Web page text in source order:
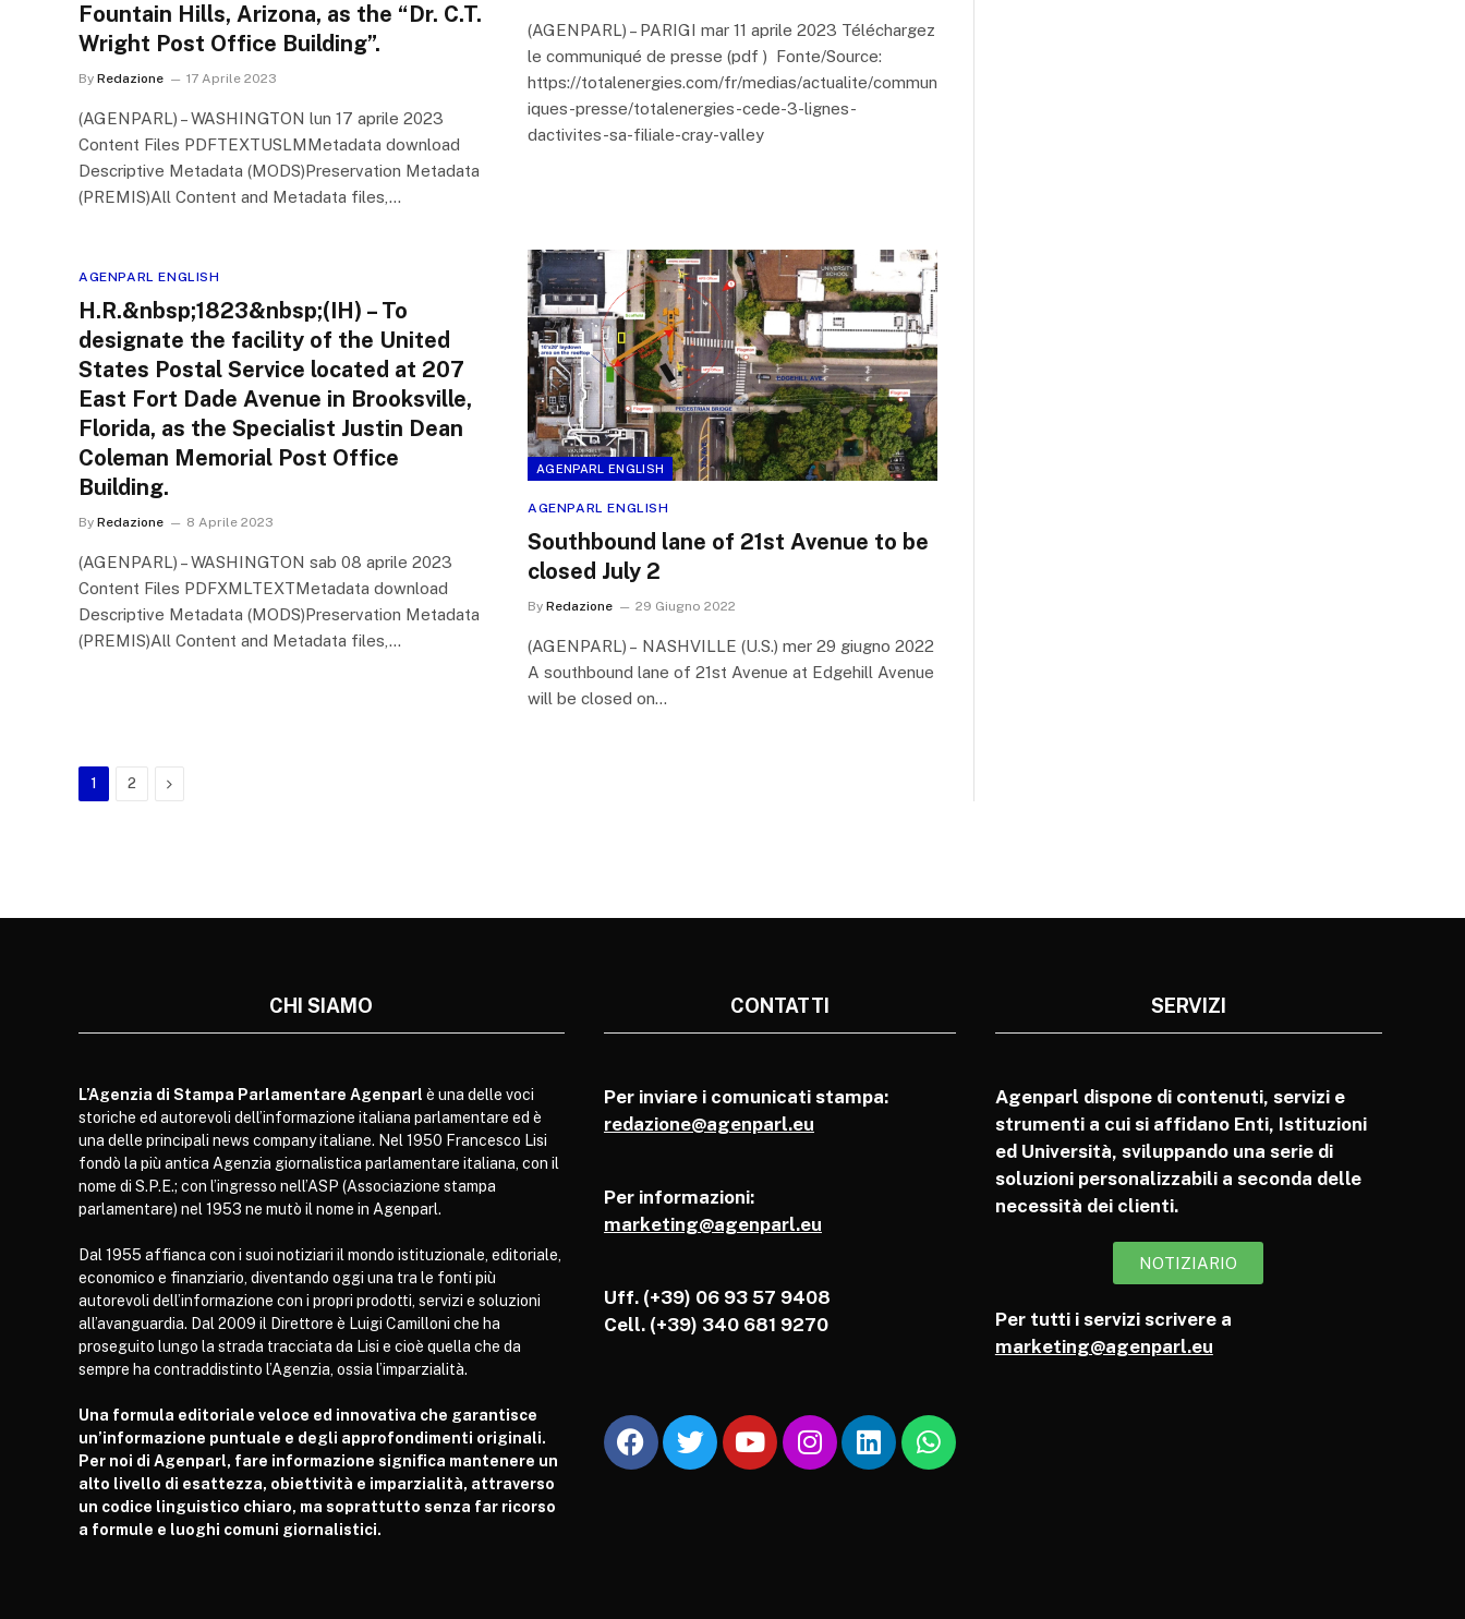
Fountain Hills, Arizona, as the “Dr. C.T.
Wright Post Office Building”.
By Redazione 17 Aprile 2023
(AGENPARL) – WASHINGTON lun 17 aprile 2023
Content Files PDFTEXTUSLMMetadata download
Descriptive Metadata (MODS)Preservation Metadata
(PREMIS)All Content and Metadata files,…
(AGENPARL) – PARIGI mar 11 aprile 2023 Téléchargez
le communiqué de presse (pdf ) Fonte/Source:
https://totalenergies.com/fr/medias/actualite/commun
iques-presse/totalenergies-cede-3-lignes-
dactivites-sa-filiale-cray-valley
AGENPARL ENGLISH
H.R.&nbsp;1823&nbsp;(IH) – To
designate the facility of the United
States Postal Service located at 207
East Fort Dade Avenue in Brooksville,
Florida, as the Specialist Justin Dean
Coleman Memorial Post Office
Building.
By Redazione 8 Aprile 2023
(AGENPARL) – WASHINGTON sab 08 aprile 2023
Content Files PDFXMLTEXTMetadata download
Descriptive Metadata (MODS)Preservation Metadata
(PREMIS)All Content and Metadata files,…
AGENPARL ENGLISH
AGENPARL ENGLISH
Southbound lane of 21st Avenue to be
closed July 2
By Redazione 29 Giugno 2022
(AGENPARL) – NASHVILLE (U.S.) mer 29 giugno 2022
A southbound lane of 21st Avenue at Edgehill Avenue
will be closed on…
1 2 Next
CHI SIAMO
L’Agenzia di Stampa Parlamentare Agenparl è una delle voci
storiche ed autorevoli dell’informazione italiana parlamentare ed è
una delle principali news company italiane. Nel 1950 Francesco Lisi
fondò la più antica Agenzia giornalistica parlamentare italiana, con il
nome di S.P.E.; con l’ingresso nell’ASP (Associazione stampa
parlamentare) nel 1953 ne mutò il nome in Agenparl.
Dal 1955 affianca con i suoi notiziari il mondo istituzionale, editoriale,
economico e finanziario, diventando oggi una tra le fonti più
autorevoli dell’informazione con i propri prodotti, servizi e soluzioni
all’avanguardia. Dal 2009 il Direttore è Luigi Camilloni che ha
proseguito lungo la strada tracciata da Lisi e cioè quella che da
sempre ha contraddistinto l’Agenzia, ossia l’imparzialità.
Una formula editoriale veloce ed innovativa che garantisce
un’informazione puntuale e degli approfondimenti originali.
Per noi di Agenparl, fare informazione significa mantenere un
alto livello di esattezza, obiettività e imparzialità, attraverso
un codice linguistico chiaro, ma soprattutto senza far ricorso
a formule e luoghi comuni giornalistici.
CONTATTI
Per inviare i comunicati stampa:
redazione@agenparl.eu
Per informazioni:
marketing@agenparl.eu
Uff. (+39) 06 93 57 9408
Cell. (+39) 340 681 9270
SERVIZI
Agenparl dispone di contenuti, servizi e
strumenti a cui si affidano Enti, Istituzioni
ed Università, sviluppando una serie di
soluzioni personalizzabili a seconda delle
necessità dei clienti.
NOTIZIARIO
Per tutti i servizi scrivere a
marketing@agenparl.eu